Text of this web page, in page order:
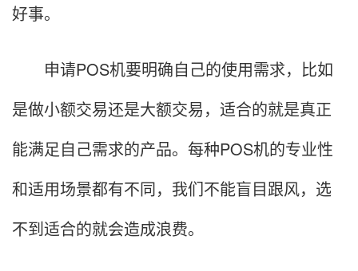
好事。
申请POS机要明确自己的使用需求，比如
是做小额交易还是大额交易，适合的就是真正
能满足自己需求的产品。每种POS机的专业性
和适用场景都有不同，我们不能盲目跟风，选
不到适合的就会造成浪费。